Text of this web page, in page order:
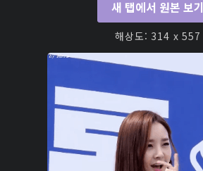
새 탭에서 원본 보기
해상도: 314 x 557